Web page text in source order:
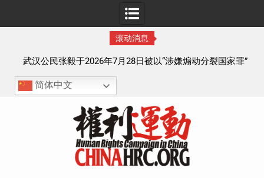
滚动消息
武汉公民张毅于2026年7月28日被以“涉嫌煽动分裂国家罪”
执行逮捕 目前羁押在拉萨市看守所
简体中文